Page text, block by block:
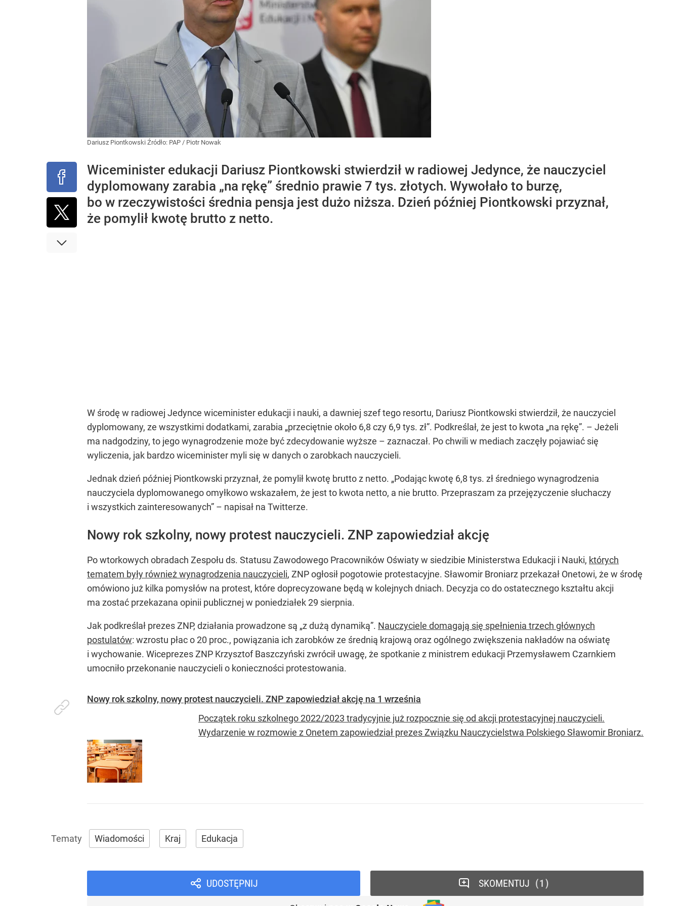
Dariusz Piontkowski Źródło: PAP / Piotr Nowak
Wiceminister edukacji Dariusz Piontkowski stwierdził w radiowej Jedynce, że nauczyciel
dyplomowany zarabia „na rękę” średnio prawie 7 tys. złotych. Wywołało to burzę,
bo w rzeczywistości średnia pensja jest dużo niższa. Dzień później Piontkowski przyznał,
że pomylił kwotę brutto z netto.
W środę w radiowej Jedynce wiceminister edukacji i nauki, a dawniej szef tego resortu, Dariusz Piontkowski stwierdził, że nauczyciel
dyplomowany, ze wszystkimi dodatkami, zarabia „przeciętnie około 6,8 czy 6,9 tys. zł”. Podkreślał, że jest to kwota „na rękę”. – Jeżeli
ma nadgodziny, to jego wynagrodzenie może być zdecydowanie wyższe – zaznaczał. Po chwili w mediach zaczęły pojawiać się
wyliczenia, jak bardzo wiceminister myli się w danych o zarobkach nauczycieli.
Jednak dzień później Piontkowski przyznał, że pomylił kwotę brutto z netto. „Podając kwotę 6,8 tys. zł średniego wynagrodzenia
nauczyciela dyplomowanego omyłkowo wskazałem, że jest to kwota netto, a nie brutto. Przepraszam za przejęzyczenie słuchaczy
i wszystkich zainteresowanych” – napisał na Twitterze.
Nowy rok szkolny, nowy protest nauczycieli. ZNP zapowiedział akcję
Po wtorkowych obradach Zespołu ds. Statusu Zawodowego Pracowników Oświaty w siedzibie Ministerstwa Edukacji i Nauki, których
tematem były również wynagrodzenia nauczycieli, ZNP ogłosił pogotowie protestacyjne. Sławomir Broniarz przekazał Onetowi, że w środę
omówiono już kilka pomysłów na protest, które doprecyzowane będą w kolejnych dniach. Decyzja co do ostatecznego kształtu akcji
ma zostać przekazana opinii publicznej w poniedziałek 29 sierpnia.
Jak podkreślał prezes ZNP, działania prowadzone są „z dużą dynamiką”. Nauczyciele domagają się spełnienia trzech głównych
postulatów: wzrostu płac o 20 proc., powiązania ich zarobków ze średnią krajową oraz ogólnego zwiększenia nakładów na oświatę
i wychowanie. Wiceprezes ZNP Krzysztof Baszczyński zwrócił uwagę, że spotkanie z ministrem edukacji Przemysławem Czarnkiem
umocniło przekonanie nauczycieli o konieczności protestowania.
Nowy rok szkolny, nowy protest nauczycieli. ZNP zapowiedział akcję na 1 września
Początek roku szkolnego 2022/2023 tradycyjnie już rozpocznie się od akcji protestacyjnej nauczycieli.
Wydarzenie w rozmowie z Onetem zapowiedział prezes Związku Nauczycielstwa Polskiego Sławomir Broniarz.
Wiadomości Kraj Edukacja
UDOSTĘPNIJ SKOMENTUJ 1